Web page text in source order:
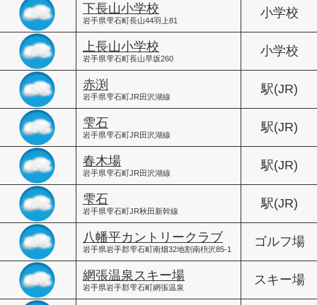
下長山小学校
岩手県雫石町長山44羽上81
小学校
上長山小学校
岩手県雫石町長山早坂260
小学校
赤渕
岩手県雫石町JR田沢湖線
駅(JR)
雫石
岩手県雫石町JR田沢湖線
駅(JR)
春木場
岩手県雫石町JR田沢湖線
駅(JR)
雫石
岩手県雫石町JR秋田新幹線
駅(JR)
八幡平カントリークラブ
岩手県岩手郡雫石町南畑32地割南枡沢85-1
ゴルフ場
網張温泉スキー場
岩手県岩手郡雫石町網張温泉
スキー場